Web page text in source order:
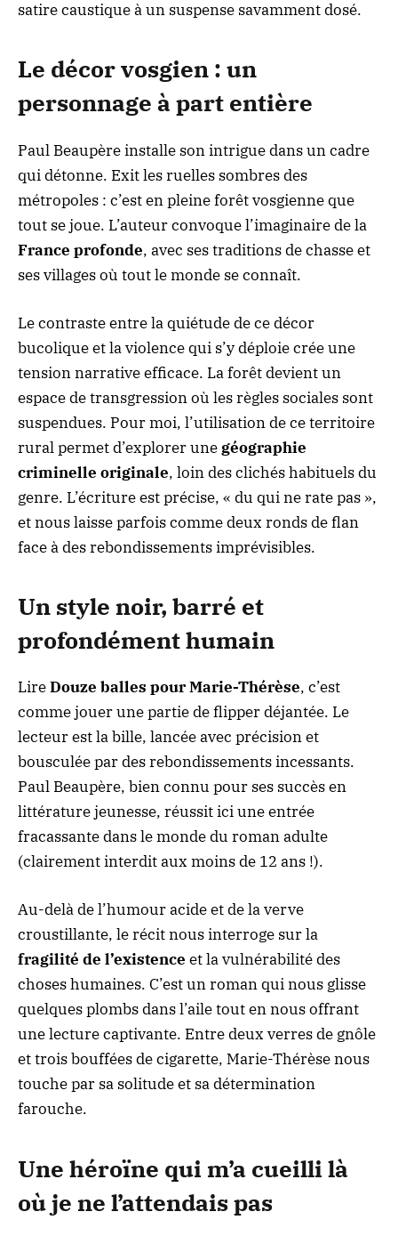
satire caustique à un suspense savamment dosé.
Le décor vosgien : un
personnage à part entière
Paul Beaupère installe son intrigue dans un cadre
qui détonne. Exit les ruelles sombres des
métropoles : c’est en pleine forêt vosgienne que
tout se joue. L’auteur convoque l’imaginaire de la
France profonde, avec ses traditions de chasse et
ses villages où tout le monde se connaît.
Le contraste entre la quiétude de ce décor
bucolique et la violence qui s’y déploie crée une
tension narrative efficace. La forêt devient un
espace de transgression où les règles sociales sont
suspendues. Pour moi, l’utilisation de ce territoire
rural permet d’explorer une géographie
criminelle originale, loin des clichés habituels du
genre. L’écriture est précise, « du qui ne rate pas »,
et nous laisse parfois comme deux ronds de flan
face à des rebondissements imprévisibles.
Un style noir, barré et
profondément humain
LireDouze balles pour Marie-Thérèse, c’est
comme jouer une partie de flipper déjantée. Le
lecteur est la bille, lancée avec précision et
bousculée par des rebondissements incessants.
Paul Beaupère, bien connu pour ses succès en
littérature jeunesse, réussit ici une entrée
fracassante dans le monde du roman adulte
(clairement interdit aux moins de 12 ans !).
Au-delà de l’humour acide et de la verve
croustillante, le récit nous interroge sur la
fragilité de l’existence et la vulnérabilité des
choses humaines. C’est un roman qui nous glisse
quelques plombs dans l’aile tout en nous offrant
une lecture captivante. Entre deux verres de gnôle
et trois bouffées de cigarette, Marie-Thérèse nous
touche par sa solitude et sa détermination
farouche.
Une héroïne qui m’a cueilli là
où je ne l’attendais pas